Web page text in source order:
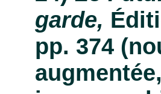
garde,
pp. 374